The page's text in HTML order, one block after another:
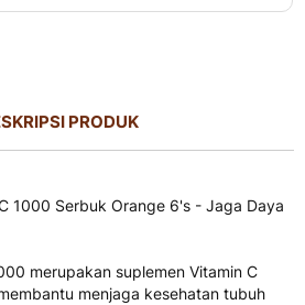
PRODUK
1000 Serbuk Orange 6's - Jaga Daya
merupakan suplemen Vitamin C
menjaga kesehatan tubuh